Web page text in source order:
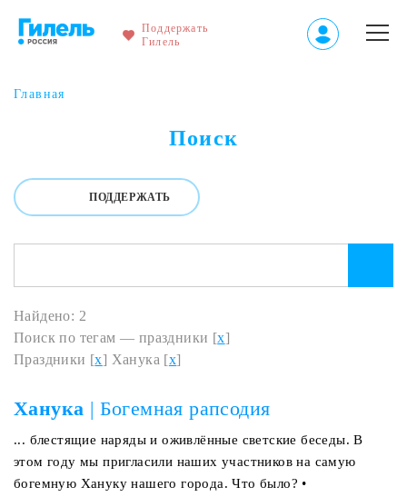
Поддержать
Гилель
Главная
Поиск
ПОДДЕРЖАТЬ
Найдено: 2
Поиск по тегам — праздники [x]
Праздники [x] Ханука [x]
Ханука | Богемная рапсодия
... блестящие наряды и оживлённые светские беседы. В
этом году мы пригласили наших участников на самую
богемную Хануку нашего города. Что было? •